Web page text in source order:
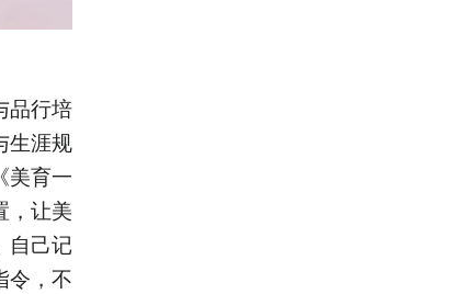
品行培
生涯规
美育一
，让美
自己记
令，不